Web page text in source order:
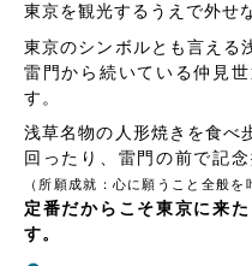
東京を観光するうえで外せ
東京のシンボルとも言える
雷門から続いている仲見
す。
浅草名物の人形焼きを食べ
回ったり、雷門の前で記
（所願成就：心に願うこと全般を
定番だからこそ東京に来
す。